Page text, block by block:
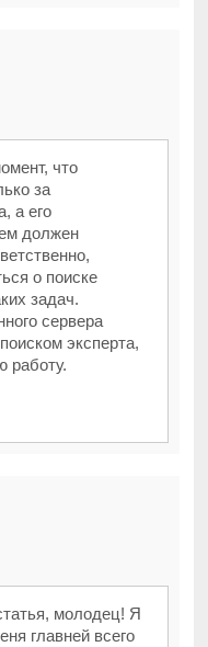
что
за
а его
должен
о поиске
задач.
сервера
эксперта,
работу.
молодец! Я
главней всего